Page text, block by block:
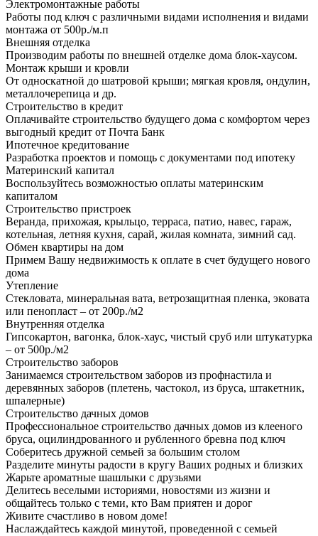
Электромонтажные работы
Работы под ключ с различными видами исполнения и видами
монтажа от 500р./м.п
Внешняя отделка
Производим работы по внешней отделке дома блок-хаусом.
Монтаж крыши и кровли
От односкатной до шатровой крыши; мягкая кровля, ондулин,
металлочерепица и др.
Строительство в кредит
Оплачивайте строительство будущего дома с комфортом через
выгодный кредит от Почта Банк
Ипотечное кредитование
Разработка проектов и помощь с документами под ипотеку
Материнский капитал
Воспользуйтесь возможностью оплаты материнским
капиталом
Строительство пристроек
Веранда, прихожая, крыльцо, терраса, патио, навес, гараж,
котельная, летняя кухня, сарай, жилая комната, зимний сад.
Обмен квартиры на дом
Примем Вашу недвижимость к оплате в счет будущего нового
дома
Утепление
Стекловата, минеральная вата, ветрозащитная пленка, эковата
или пенопласт – от 200р./м2
Внутренняя отделка
Гипсокартон, вагонка, блок-хаус, чистый сруб или штукатурка
– от 500р./м2
Строительство заборов
Занимаемся строительством заборов из профнастила и
деревянных заборов (плетень, частокол, из бруса, штакетник,
шпалерные)
Строительство дачных домов
Профессиональное строительство дачных домов из клееного
бруса, оцилиндрованного и рубленного бревна под ключ
Соберитесь дружной семьей за большим столом
Разделите минуты радости в кругу Ваших родных и близких
Жарьте ароматные шашлыки с друзьями
Делитесь веселыми историями, новостями из жизни и
общайтесь только с теми, кто Вам приятен и дорог
Живите счастливо в новом доме!
Наслаждайтесь каждой минутой, проведенной с семьей